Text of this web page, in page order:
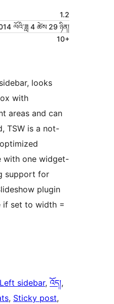
1.2
ལོའི་ཟླ 4 ཚེས 29 ཉིན།
10+
looks
with
areas and can
TSW is a not-
with one widget-
support for
plugin
if set to width =
Left sidebar, འོད།
, Sticky post